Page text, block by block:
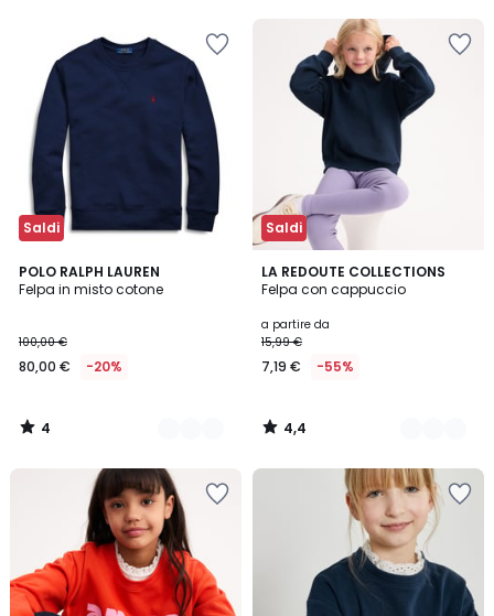
50%
sconto
applicato.
Saldi
POLO RALPH LAUREN
Felpa in misto cotone
100,00 €
80,00 € -20%
4
/
3
Colori
4
/
Saldi
LA REDOUTE COLLECTIONS
Felpa con cappuccio
a partire da
15,99 €
7,19 € -55%
4,4
/ 5
4
Colori
4,4
/